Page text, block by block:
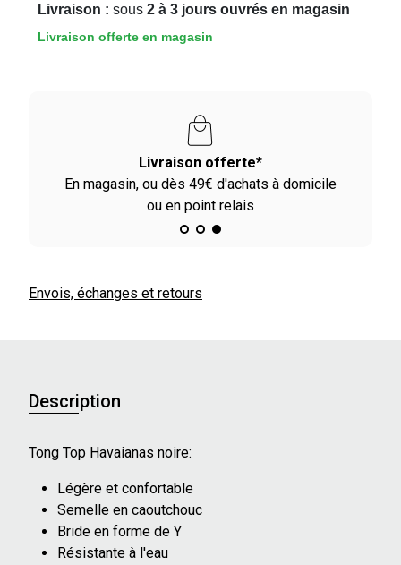
Livraison : sous 2 à 3 jours ouvrés en magasin
Livraison offerte en magasin
Paiement en 2X - 3X - 4X
Avec Paypal et dès 60€ avec Alma
Envois, échanges et retours
Description
Tong Top Havaianas noire:
Légère et confortable
Semelle en caoutchouc
Bride en forme de Y
Résistante à l'eau